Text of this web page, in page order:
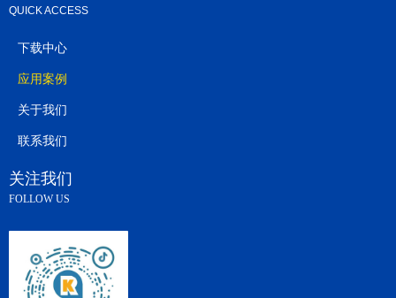
关注我们
FOLLOW US
QUICK ACCESS
下载中心
应用案例
关于我们
联系我们